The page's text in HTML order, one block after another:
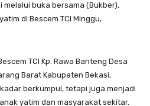
buka bersama (Bukber),
di Bescem TCI Minggu,
TCI Kp. Rawa Banteng Desa
Barat Kabupaten Bekasi,
berkumpul, tetapi juga menjadi
yatim dan masyarakat sekitar.